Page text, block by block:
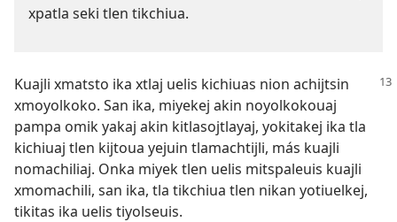
xpatla seki tlen tikchiua.
Kuajli xmatsto ika xtlaj uelis kichiuas nion achijtsin
xmoyolkoko. San ika, miyekej akin noyolkokouaj
pampa omik yakaj akin kitlasojtlayaj, yokitakej ika tla
kichiuaj tlen kijtoua yejuin tlamachtijli, más kuajli
nomachiliaj. Onka miyek tlen uelis mitspaleuis kuajli
xmomachili, san ika, tla tikchiua tlen nikan yotiuelkej,
tikitas ika uelis tiyolseuis.